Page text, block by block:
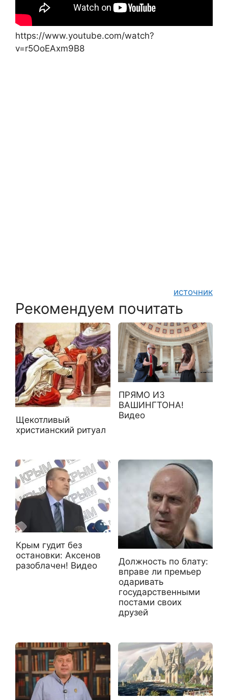
https://www.youtube.com/watch?
v=r5OoEAxm9B8
источник
Рекомендуем почитать
Щекотливый
христианский ритуал
ПРЯМО ИЗ
ВАШИНГТОНА!
Видео
Крым гудит без
остановки: Аксенов
разоблачен! Видео
Должность по блату:
вправе ли премьер
одаривать
государственными
постами своих
друзей